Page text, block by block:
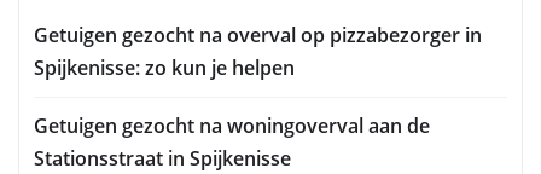
Getuigen gezocht na overval op pizzabezorger in
Spijkenisse: zo kun je helpen
Getuigen gezocht na woningoverval aan de
Stationsstraat in Spijkenisse